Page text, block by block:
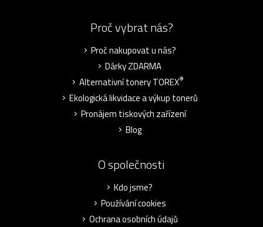
Proč vybrat nás?
Proč nakupovat u nás?
Dárky ZDARMA
Alternativní tonery TOREX®
Ekologická likvidace a výkup tonerů
Pronájem tiskových zařízení
Blog
O společnosti
Kdo jsme?
Používání cookies
Ochrana osobních údajů